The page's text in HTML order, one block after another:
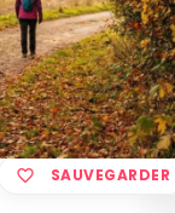
SAUVEGARDER